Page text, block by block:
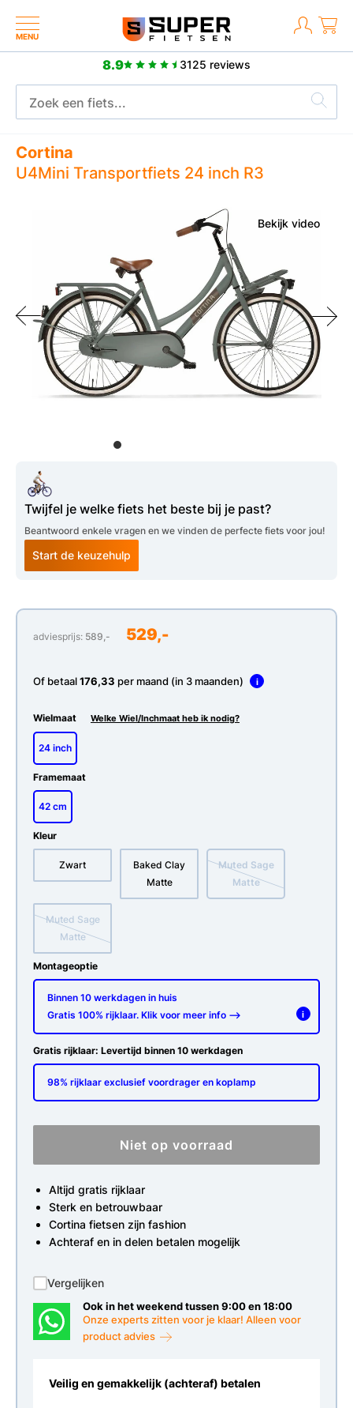
MENU
8.9 3125 reviews
Meer dan 2500 positieve reviews
Cortina
U4Mini Transportfiets 24 inch R3
Bekijk video
Twijfel je welke fiets het beste bij je past?
Beantwoord enkele vragen en we vinden de perfecte fiets voor jou!
Start de keuzehulp
adviesprijs: 589,- 529,-
Of betaal176,33 per maand (in 3 maanden) i
Wielmaat Welke Wiel/Inchmaat heb ik nodig?
24 inch
Framemaat
42 cm
Kleur
Zwart
Baked Clay
Matte
Muted Sage
Matte
Muted Sage
Matte
Montageoptie
Binnen 10 werkdagen in huis
Gratis 100% rijklaar. Klik voor meer info -->
i
Gratis rijklaar: Levertijd binnen 10 werkdagen
98% rijklaar exclusief voordrager en koplamp
Niet op voorraad
Altijd gratis rijklaar
Sterk en betrouwbaar
Cortina fietsen zijn fashion
Achteraf en in delen betalen mogelijk
Vergelijken
Ook in het weekend tussen 9:00 en 18:00
Onze experts zitten voor je klaar! Alleen voor
product advies
Veilig en gemakkelijk (achteraf) betalen